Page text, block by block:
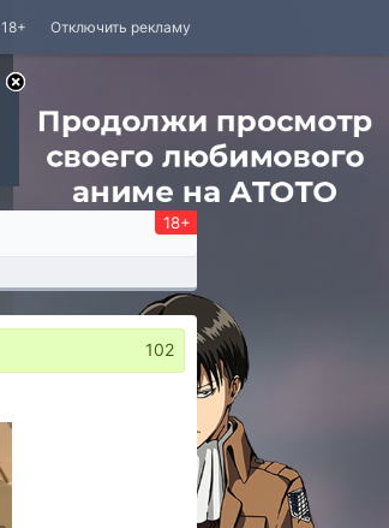
Отключить рекламу
18+
18+
102